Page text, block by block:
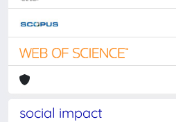
social impact